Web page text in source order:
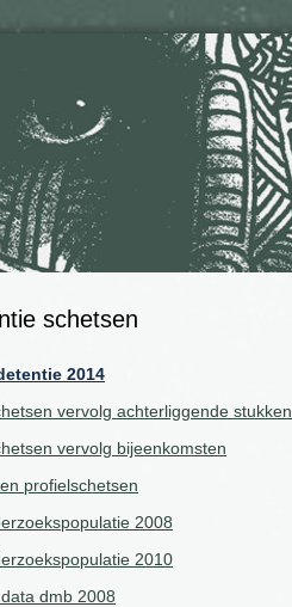
schetsen
2014
vervolg achterliggende stukken
vervolg bijeenkomsten
profielschetsen
2008
2010
dmb 2008